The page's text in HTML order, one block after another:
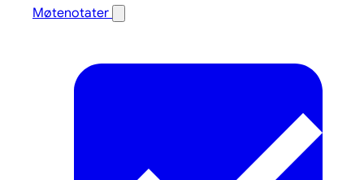
Møtenotater